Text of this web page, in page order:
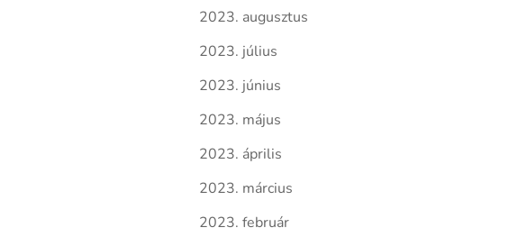
2023. augusztus
2023. július
2023. június
2023. május
2023. április
2023. március
2023. február